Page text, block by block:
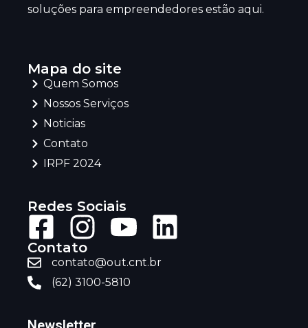
soluções para empreendedores estão aqui.
Mapa do site
Quem Somos
Nossos Serviços
Noticias
Contato
IRPF 2024
Redes Sociais
Contato
contato@out.cnt.br
(62) 3100-5810